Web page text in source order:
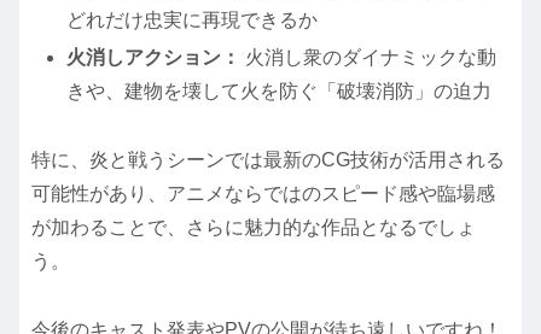
どれだけ忠実に再現できるか
火消しアクション：
火消し衆のダイナミックな動
きや、建物を壊して火を防ぐ「破壊消防」の迫力
特に、炎と戦うシーンでは最新のCG技術が活用される
可能性があり、アニメならではのスピード感や臨場感
が加わることで、さらに魅力的な作品となるでしょ
う。
今後のキャスト発表やPVの公開が待ち遠しいですね！